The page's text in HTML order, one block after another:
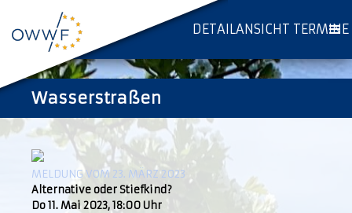
DETAILANSICHT TERMINE
Wasserstraßen
MELDUNG VOM 23. MÄRZ 2023
Alternative oder Stiefkind?
Do 11. Mai 2023, 18:00 Uhr